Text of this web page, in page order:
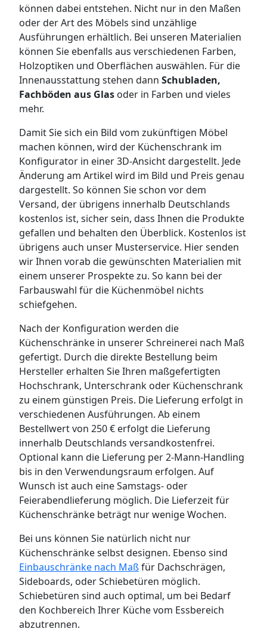
können dabei entstehen. Nicht nur in den Maßen
oder der Art des Möbels sind unzählige
Ausführungen erhältlich. Bei unseren Materialien
können Sie ebenfalls aus verschiedenen Farben,
Holzoptiken und Oberflächen auswählen. Für die
Innenausstattung stehen dann Schubladen,
Fachböden aus Glas oder in Farben und vieles
mehr.
Damit Sie sich ein Bild vom zukünftigen Möbel
machen können, wird der Küchenschrank im
Konfigurator in einer 3D-Ansicht dargestellt. Jede
Änderung am Artikel wird im Bild und Preis genau
dargestellt. So können Sie schon vor dem
Versand, der übrigens innerhalb Deutschlands
kostenlos ist, sicher sein, dass Ihnen die Produkte
gefallen und behalten den Überblick. Kostenlos ist
übrigens auch unser Musterservice. Hier senden
wir Ihnen vorab die gewünschten Materialien mit
einem unserer Prospekte zu. So kann bei der
Farbauswahl für die Küchenmöbel nichts
schiefgehen.
Nach der Konfiguration werden die
Küchenschränke in unserer Schreinerei nach Maß
gefertigt. Durch die direkte Bestellung beim
Hersteller erhalten Sie Ihren maßgefertigten
Hochschrank, Unterschrank oder Küchenschrank
zu einem günstigen Preis. Die Lieferung erfolgt in
verschiedenen Ausführungen. Ab einem
Bestellwert von 250 € erfolgt die Lieferung
innerhalb Deutschlands versandkostenfrei.
Optional kann die Lieferung per 2-Mann-Handling
bis in den Verwendungsraum erfolgen. Auf
Wunsch ist auch eine Samstags- oder
Feierabendlieferung möglich. Die Lieferzeit für
Küchenschränke beträgt nur wenige Wochen.
Bei uns können Sie natürlich nicht nur
Küchenschränke selbst designen. Ebenso sind
Einbauschränke nach Maßfür Dachschrägen,
Sideboards, oder Schiebetüren möglich.
Schiebetüren sind auch optimal, um bei Bedarf
den Kochbereich Ihrer Küche vom Essbereich
abzutrennen.